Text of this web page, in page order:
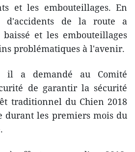
et les embouteillages. En
d'accidents de la route a
et les embouteillages
problématiques à l'avenir.
il a demandé au Comité
de garantir la sécurité
traditionnel du Chien 2018
durant les premiers mois du